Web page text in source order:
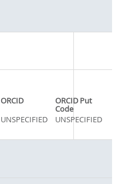
ORCID ORCID Put
Code
UNSPECIFIED UNSPECIFIED